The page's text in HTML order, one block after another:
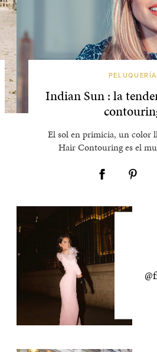
PELUQUERÍA
Indian Sun : la
El sol en primicia, un
Hair Contouring es el